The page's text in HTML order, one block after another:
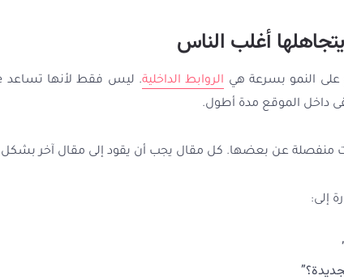
أغلب الناس
على النمو بسرعة هي الروابط الداخلية
داخل الموقع مدة أطول.
منفصلة عن بعضها. كل مقال يجب أن يقود إلى مقال آخر
إلى: